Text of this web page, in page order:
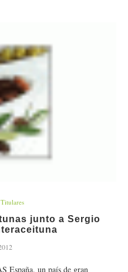
Titulares
junto a Sergio
un país de gran